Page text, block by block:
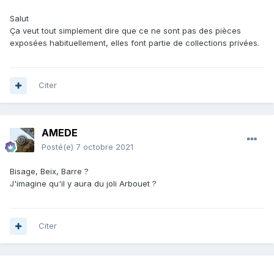
Salut
Ça veut tout simplement dire que ce ne sont pas des pièces
exposées habituellement, elles font partie de collections privées.
Citer
AMEDE
Posté(e) 7 octobre 2021
Bisage, Beix, Barre ?
J'imagine qu'il y aura du joli Arbouet ?
Citer